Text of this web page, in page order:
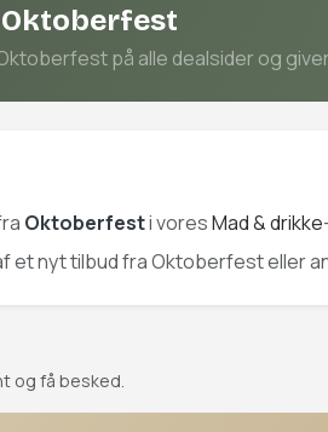
på alle dealsider og
Oktoberfesti voresMad & drikke
et nyt tilbud fra Oktoberfest eller
og få besked.